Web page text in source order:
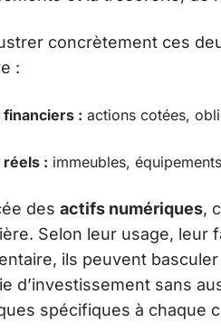
concrètement ces
:
: actions cotées,
: immeubles,
des actifs numériques,
Selon leur usage, leur
ils peuvent
d’investissement sans
spécifiques à chaque